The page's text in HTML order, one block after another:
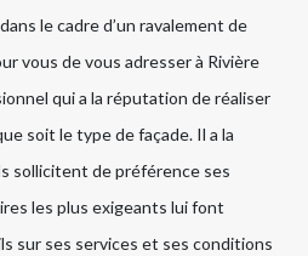
le cadre d’un ravalement de
vous de vous adresser à Rivière
qui a la réputation de réaliser
soit le type de façade. Il a la
sollicitent de préférence ses
les plus exigeants lui font
sur ses services et ses conditions